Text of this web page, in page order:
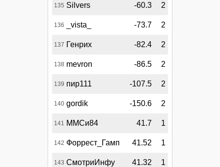
135 Silvers -60.3 2
136 _vista_ -73.7 2
137 Генрих -82.4 2
138 mevron -86.5 2
139 пир111 -107.5 2
140 gordik -150.6 2
141 ММСи84 41.7 1
142 Форрест_Гамп 41.52 1
143 СмотриИнфу 41.32 1